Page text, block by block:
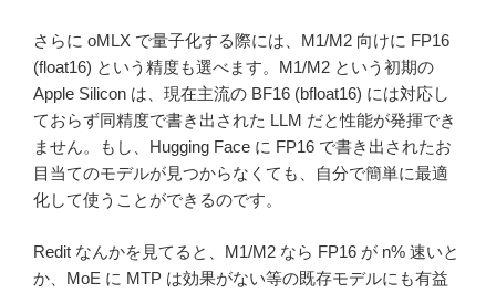
さらに oMLX で量子化する際には、M1/M2 向けに FP16
(float16) という精度も選べます。M1/M2 という初期の
Apple Silicon は、現在主流の BF16 (bfloat16) には対応し
ておらず同精度で書き出された LLM だと性能が発揮でき
ません。もし、Hugging Face に FP16 で書き出されたお
目当てのモデルが見つからなくても、自分で簡単に最適
化して使うことができるのです。
Redit なんかを見てると、M1/M2 なら FP16 が n% 速いと
か、MoE に MTP は効果がない等の既存モデルにも有益